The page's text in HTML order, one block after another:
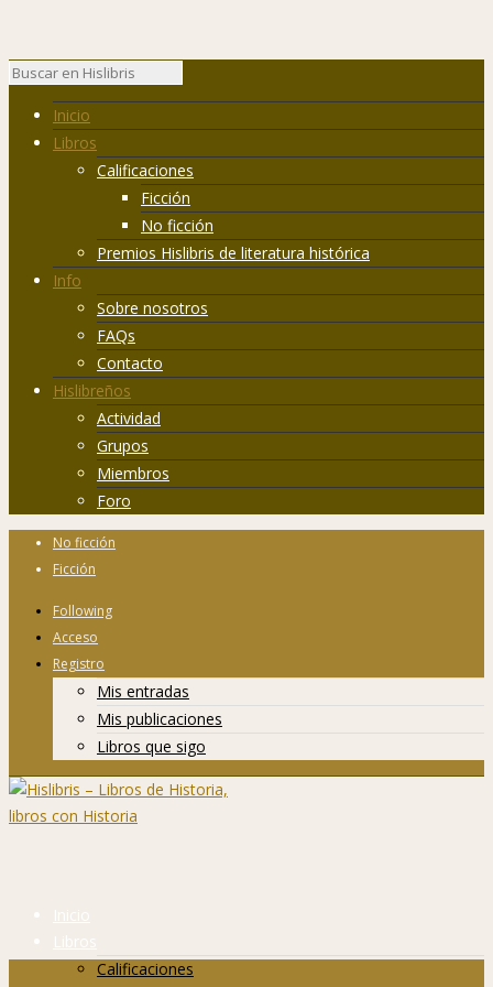
Inicio
Libros
Calificaciones
Ficción
No ficción
Premios Hislibris de literatura histórica
Info
Sobre nosotros
FAQs
Contacto
Hislibreños
Actividad
Grupos
Miembros
Foro
No ficción
Ficción
Following
Acceso
Registro
Mis entradas
Mis publicaciones
Libros que sigo
Inicio
Libros
Calificaciones